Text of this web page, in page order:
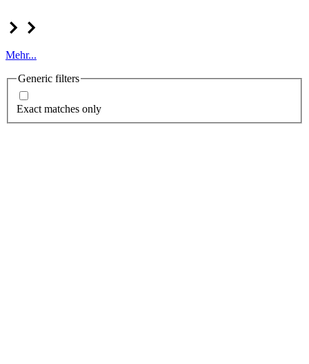
Mehr...
Generic filters
Exact matches only